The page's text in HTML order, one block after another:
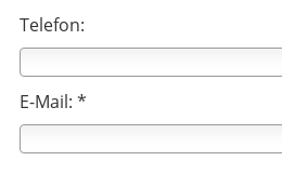
Telefon:
E-Mail: *